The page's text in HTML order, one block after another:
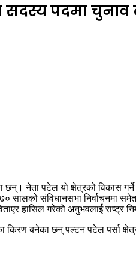
सदस्य पदमा
नेता पटेल यो क्षेत्रको विकास गर्ने
सालको संविधानसभा निर्वाचनमा
हासिल गरेको अनुभवलाई राष्ट्र
किरण बनेका छन् पल्टन पटेल पर्सा